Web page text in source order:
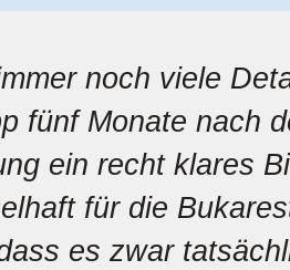
noch viele
fünf Monate nach
ein recht klares
für die
es zwar